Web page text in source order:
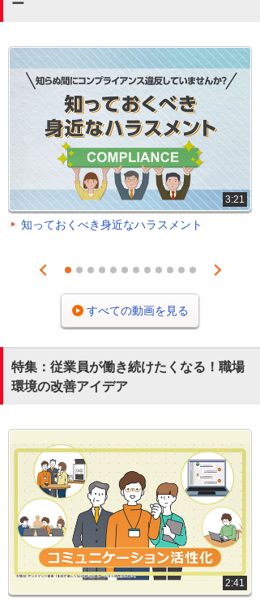
ー
3:21
知っておくべき身近なハラスメント
Prev
1 2 3 4 5 6 7 8 9 101112
Next
すべての動画を見る
特集：従業員が働き続けたくなる！職場
環境の改善アイデア
2:41